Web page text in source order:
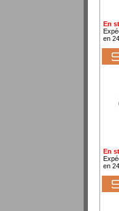
En
en
En
en